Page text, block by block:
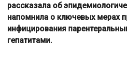
рассказала об
напомнила о ключевых мерах
инфицирования
гепатитами.